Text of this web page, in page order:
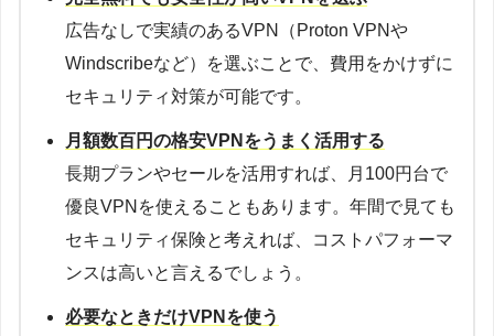
広告なしで実績のあるVPN（Proton VPNや
Windscribeなど）を選ぶことで、費用をかけずに
セキュリティ対策が可能です。
月額数百円の格安VPNをうまく活用する
長期プランやセールを活用すれば、月100円台で
優良VPNを使えることもあります。年間で見ても
セキュリティ保険と考えれば、コストパフォーマ
ンスは高いと言えるでしょう。
必要なときだけVPNを使う